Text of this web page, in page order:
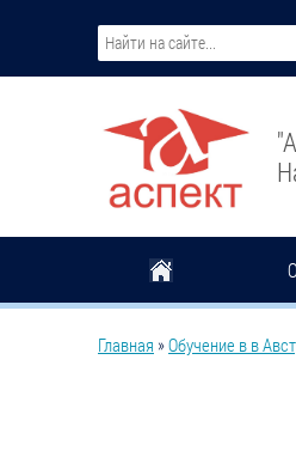
Вы здесь
Главная »Обучение в в